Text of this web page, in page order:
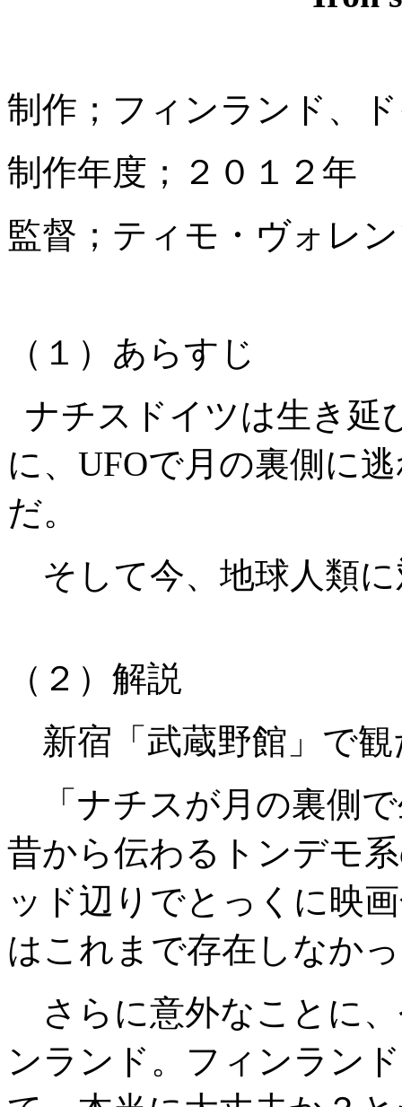
制作；フィンランド、
制作年度；２０１２年
監督；ティモ・ヴォレ
（１）あらすじ
ナチスドイツは生き延
に、 UFOで月の裏側に
だ。
そして今、地球人類
（２）解説
新宿「武蔵野館」で
「ナチスが月の裏側
昔から伝わるトンデモ
ッド辺りでとっくに映
はこれまで存在しなか
さらに意外なことに
ンランド。フィンラン